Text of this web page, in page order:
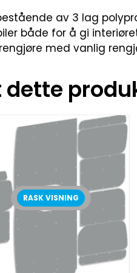
av 3 lag
både for å gi
med vanlig
RASK VISNING